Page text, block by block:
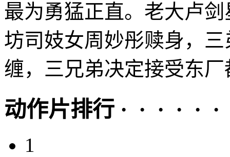
最为勇猛正直。老大卢
坊司妓女周妙彤赎身，
缠，三兄弟决定接受东
动作片排行 · · · · · ·
1